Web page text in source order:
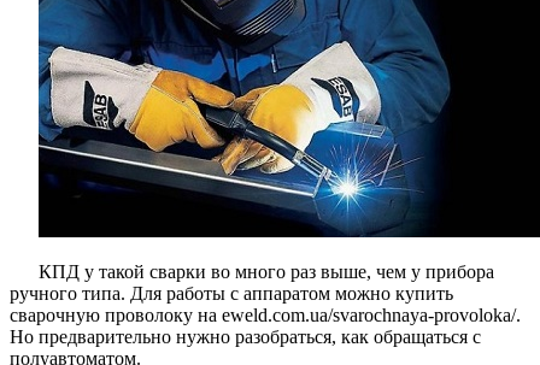
КПД у такой сварки во много раз выше, чем у прибора
ручного типа. Для работы с аппаратом можно купить
сварочную проволоку на eweld.com.ua/svarochnaya-provoloka/.
Но предварительно нужно разобраться, как обращаться с
полуавтоматом.